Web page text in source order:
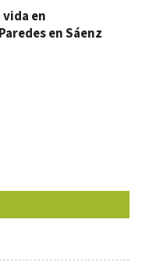
vida en
en Sáenz